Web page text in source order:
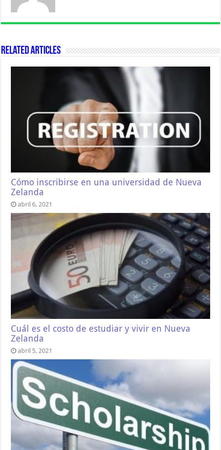
Related Articles
Cómo inscribirse en una universidad de Nueva
Zelanda
abril 6, 2021
Cuál es el costo de estudiar y vivir en Nueva
Zelanda
abril 5, 2021